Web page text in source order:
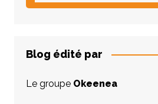
Blog édité par
Le groupe Okeenea